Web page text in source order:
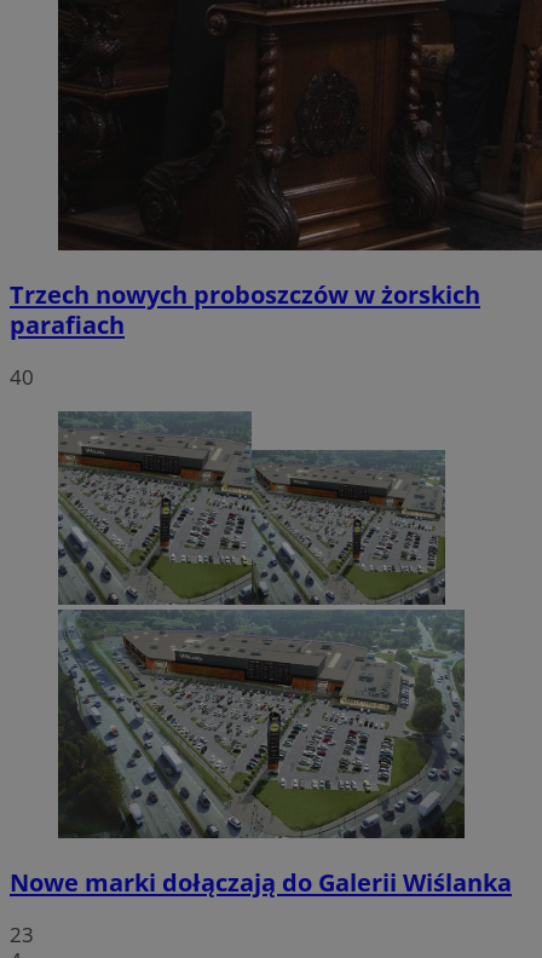
Trzech nowych proboszczów w żorskich
parafiach
40
Nowe marki dołączają do Galerii Wiślanka
23